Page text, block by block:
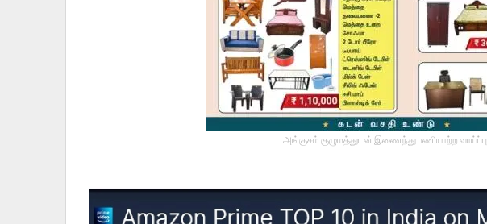
அங்குசம் குழுமத்துடன் இணைந்து பணியாற்ற வாய்ப்பு.